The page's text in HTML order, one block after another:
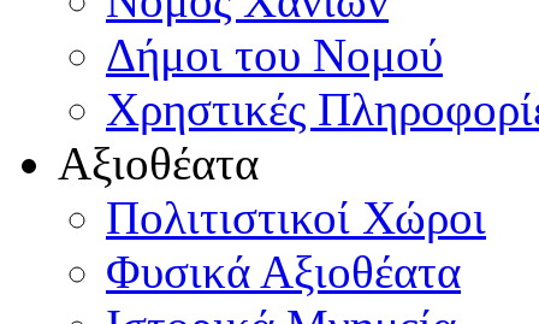
Δήμοι του Νομού
Χρηστικές
Αξιοθέατα
Πολιτιστικοί Χώροι
Φυσικά Αξιοθέατα